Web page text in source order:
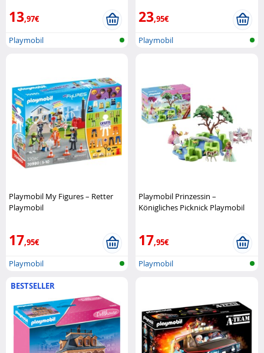
13,97€
Playmobil
23,95€
Playmobil
Playmobil My Figures – Retter
Playmobil
17,95€
Playmobil
Playmobil Prinzessin –
Königliches Picknick Playmobil
17,95€
Playmobil
BESTSELLER